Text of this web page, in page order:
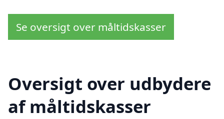
Se oversigt over måltidskasser
Oversigt over udbydere
af måltidskasser